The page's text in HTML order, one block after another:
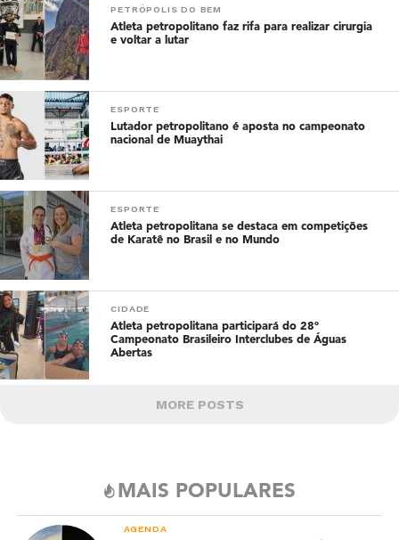
PETRÓPOLIS DO BEM
Atleta petropolitano faz rifa para realizar cirurgia
e voltar a lutar
ESPORTE
Lutador petropolitano é aposta no campeonato
nacional de Muaythai
ESPORTE
Atleta petropolitana se destaca em competições
de Karatê no Brasil e no Mundo
CIDADE
Atleta petropolitana participará do 28º
Campeonato Brasileiro Interclubes de Águas
Abertas
MORE POSTS
MAIS POPULARES
AGENDA